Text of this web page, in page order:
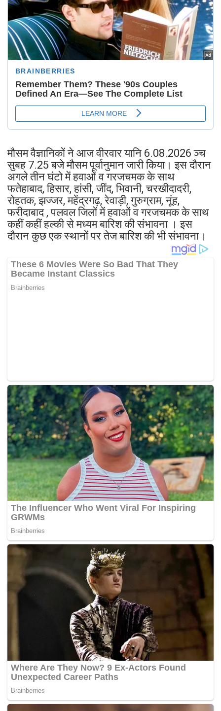
मौसम वैज्ञानिकों ने आज वीरवार यानि 6.08.2026 ञ्च
सुबह 7.25 बजे मौसम पूर्वानुमान जारी किया। इस दौरान
अगले तीन घंटो में हवाओं व गरजचमक के साथ
फतेहाबाद, हिसार, हांसी, जींद, भिवानी, चरखीदादरी,
रोहतक, झज्जर, महेंद्रगढ़, रेवाड़ी, गुरुग्राम, नूंह,
फरीदाबाद , पलवल जिलों में हवाओं व गरजचमक के साथ
कहीं कहीं हल्की से मध्यम बारिश की संभावना । इस
दौरान कुछ एक स्थानों पर तेज बारिश की भी संभावना।